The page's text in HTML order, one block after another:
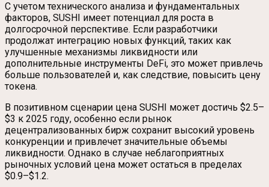
С учетом технического анализа и фундаментальных
факторов, SUSHI имеет потенциал для роста в
долгосрочной перспективе. Если разработчики
продолжат интеграцию новых функций, таких как
улучшенные механизмы ликвидности или
дополнительные инструменты DeFi, это может привлечь
больше пользователей и, как следствие, повысить цену
токена.
В позитивном сценарии цена SUSHI может достичь $2.5–
$3 к 2025 году, особенно если рынок
децентрализованных бирж сохранит высокий уровень
конкуренции и привлечет значительные объемы
ликвидности. Однако в случае неблагоприятных
рыночных условий цена может остаться в пределах
$0.9–$1.2.